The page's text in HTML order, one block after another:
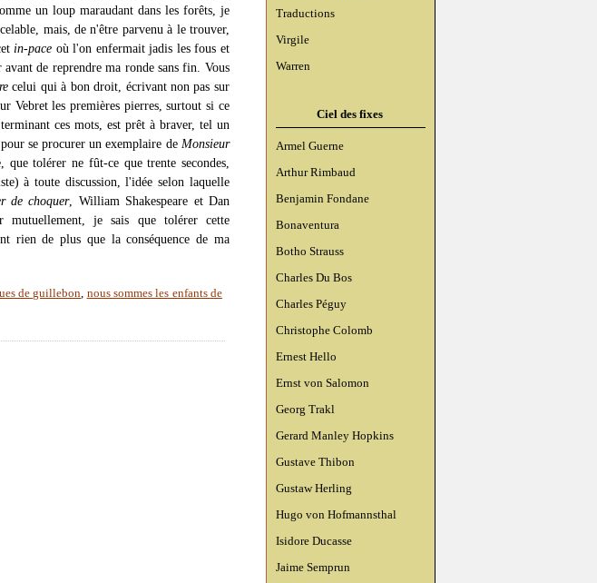
Traductions
Virgile
Warren
Ciel des fixes
Armel Guerne
Arthur Rimbaud
Benjamin Fondane
Bonaventura
Botho Strauss
Charles Du Bos
Charles Péguy
Christophe Colomb
Ernest Hello
Ernst von Salomon
Georg Trakl
Gerard Manley Hopkins
Gustave Thibon
Gustaw Herling
Hugo von Hofmannsthal
Isidore Ducasse
Jaime Semprun
un loup maraudant dans les forêts, je
mais, de n'être parvenu à le trouver,
in-pace où l'on enfermait jadis les fous et
de reprendre ma ronde sans fin. Vous
celui qui à bon droit, écrivant non pas sur
Vebret les premières pierres, surtout si ce
ces mots, est prêt à braver, tel un
se procurer un exemplaire de Monsieur
tolérer ne fût-ce que trente secondes,
à toute discussion, l'idée selon laquelle
de choquer, William Shakespeare et Dan
mutuellement, je sais que tolérer cette
rien de plus que la conséquence de ma
de guillebon, nous sommes les enfants de